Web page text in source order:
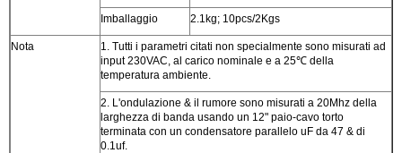
Imballaggio 2.1kg; 10pcs/2Kgs
Nota
1. Tutti i parametri citati non specialmente sono misurati ad
input 230VAC, al carico nominale e a 25℃ della
temperatura ambiente.
2. L'ondulazione & il rumore sono misurati a 20Mhz della
larghezza di banda usando un 12" paio-cavo torto
terminata con un condensatore parallelo uF da 47 & di
0.1uf.